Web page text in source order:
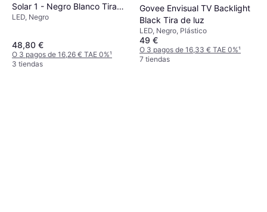
Solar 1 - Negro Blanco Tira
de luz
LED, Negro
48,80 €
O 3 pagos de 16,26 € TAE 0%¹
3 tiendas
Govee Envisual TV Backlight
Black Tira de luz
LED, Negro, Plástico
49 €
O 3 pagos de 16,33 € TAE 0%¹
7 tiendas